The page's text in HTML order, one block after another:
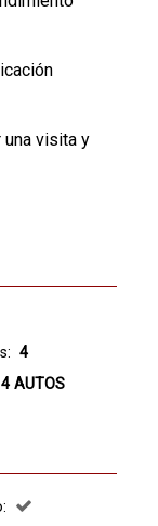
una visita y
4
4 AUTOS